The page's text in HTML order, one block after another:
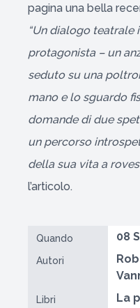
pagina una bella
“Un dialogo teatrale
protagonista – un
seduto su una
mano e lo sguardo
domande di due
un percorso
della sua vita a
l’articolo.
Quando 08
Autori
Libri La